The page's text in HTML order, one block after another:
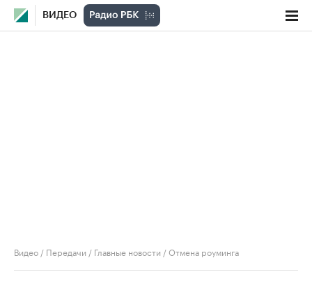
ВИДЕО
Видео / Передачи / Главные новости /Отмена роуминга